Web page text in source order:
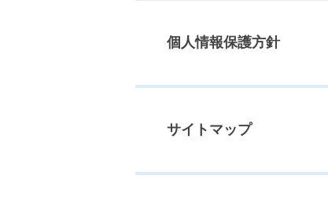
個人情報保護方針
サイトマップ